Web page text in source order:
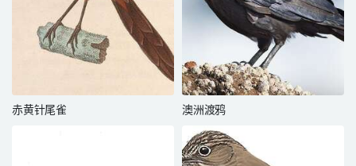
赤黄针尾雀 澳洲渡鸦